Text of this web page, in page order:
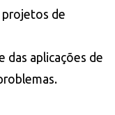
de
das aplicações de